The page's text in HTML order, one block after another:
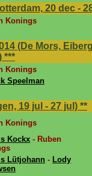
20 dec -
Konings
(De Mors,
***
Konings
Speelman
19 jul - 27 jul) **
Konings
Kockx - Ruben
Lütjohann - Lody